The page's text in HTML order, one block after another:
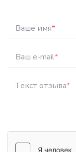
Ваше имя*
Ваш e-mail*
Текст отзыва*